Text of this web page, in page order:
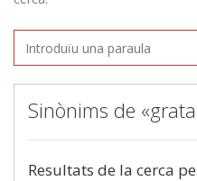
Sinònims de
Resultats de la cerca